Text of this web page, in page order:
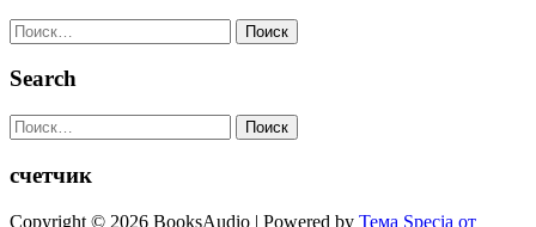
Найти:
Search
Найти:
счетчик
Copyright © 2026 BooksAudio | Powered by Тема Specia от